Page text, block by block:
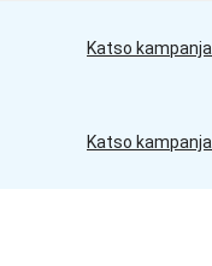
Katso kampanja
Katso kampanja